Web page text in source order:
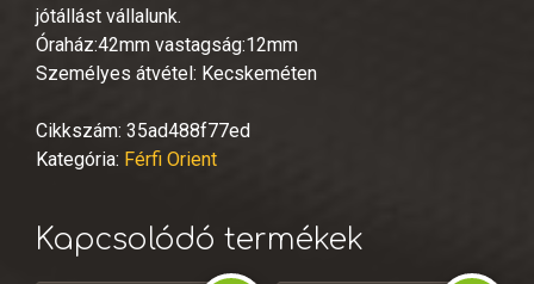
jótállást vállalunk.
Óraház:42mm vastagság:12mm
Személyes átvétel: Kecskeméten
Cikkszám: 35ad488f77ed
Kategória: Férfi Orient
Kapcsolódó termékek